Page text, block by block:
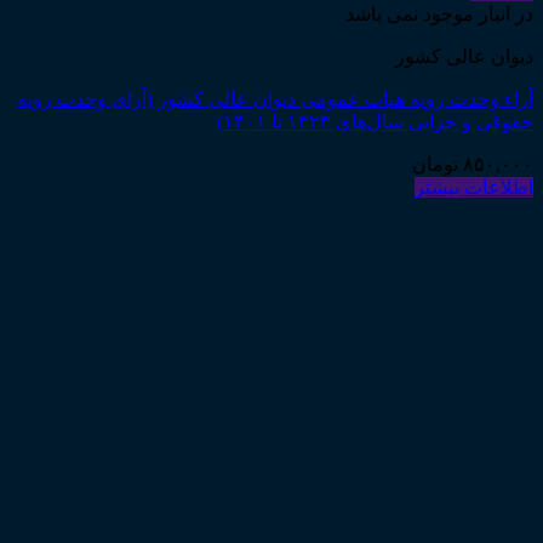
در انبار موجود نمی باشد
دیوان عالی کشور
آراء وحدت رویه هیات عمومی دیوان عالی کشور (آرای وحدت رویه
حقوقی و جزایی سال‌های ۱۳۲۳ تا ۱۴۰۱)
۸۵۰,۰۰۰ تومان
اطلاعات بیشتر